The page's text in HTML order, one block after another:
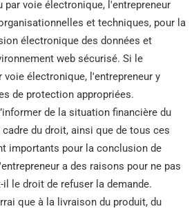
voie électronique, l'entrepreneur
et techniques, pour la
électronique des données et
web sécurisé. Si le
électronique, l'entrepreneur y
de protection appropriées.
de la situation financière du
du droit, ainsi que de tous ces
importants pour la conclusion de
a des raisons pour ne pas
le droit de refuser la demande.
que à la livraison du produit, du